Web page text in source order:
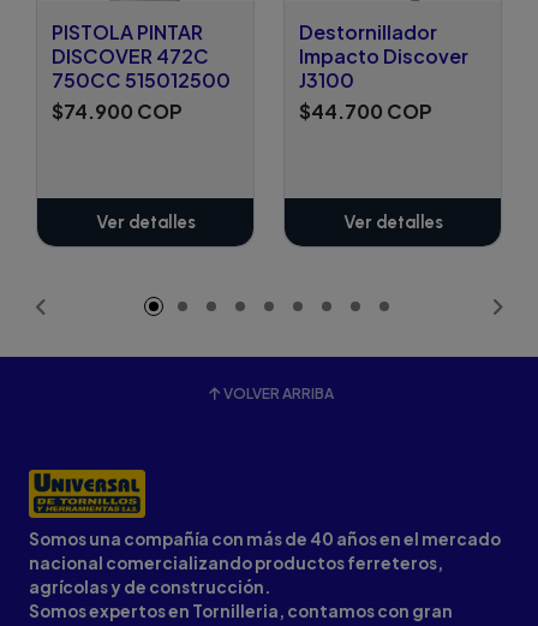
PISTOLA PINTAR
DISCOVER 472C
750CC 515012500
$74.900 COP
Ver detalles
Destornillador
Impacto Discover
J3100
$44.700 COP
Ver detalles
VOLVER ARRIBA
Somos una compañía con más de 40 años en el mercado
nacional comercializando productos ferreteros,
agrícolas y de construcción.
Somos expertos en Tornilleria, contamos con gran